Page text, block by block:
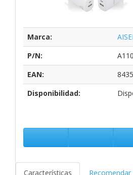
Marca:
P/N:
EAN:
Disponibilidad:
Características